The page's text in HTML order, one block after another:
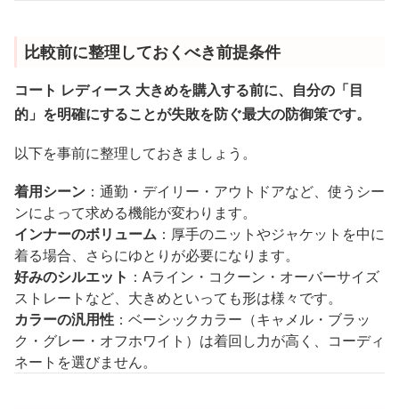
比較前に整理しておくべき前提条件
コート レディース 大きめを購入する前に、自分の「目
的」を明確にすることが失敗を防ぐ最大の防御策です。
以下を事前に整理しておきましょう。
着用シーン ：通勤・デイリー・アウトドアなど、使うシー
ンによって求める機能が変わります。
インナーのボリューム ：厚手のニットやジャケットを中に
着る場合、さらにゆとりが必要になります。
好みのシルエット ：Aライン・コクーン・オーバーサイズ
ストレートなど、大きめといっても形は様々です。
カラーの汎用性 ：ベーシックカラー（キャメル・ブラッ
ク・グレー・オフホワイト）は着回し力が高く、コーディ
ネートを選びません。